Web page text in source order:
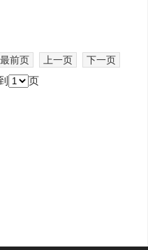
最前页 上一页
下一页
页